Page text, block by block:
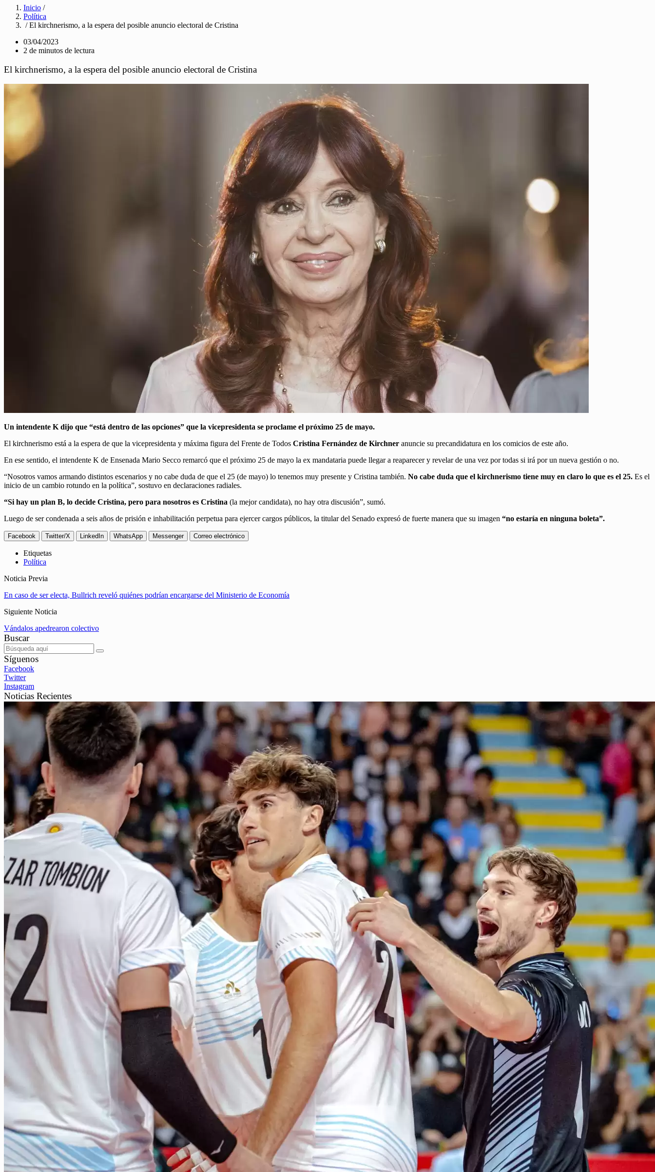
Inicio /
Política
/ El kirchnerismo, a la espera del posible anuncio electoral de Cristina
03/04/2023
2 de minutos de lectura
El kirchnerismo, a la espera del posible anuncio electoral de Cristina
Un intendente K dijo que “está dentro de las opciones” que la vicepresidenta se proclame el próximo 25 de mayo.
El kirchnerismo está a la espera de que la vicepresidenta y máxima figura del Frente de Todos Cristina Fernández de Kirchner anuncie su precandidatura en los comicios de este año.
En ese sentido, el intendente K de Ensenada Mario Secco remarcó que el próximo 25 de mayo la ex mandataria puede llegar a reaparecer y revelar de una vez por todas si irá por un nueva gestión o no.
“Nosotros vamos armando distintos escenarios y no cabe duda de que el 25 (de mayo) lo tenemos muy presente y Cristina también. No cabe duda que el kirchnerismo tiene muy en claro lo que es el 25. Es el
inicio de un cambio rotundo en la política”, sostuvo en declaraciones radiales.
“Si hay un plan B, lo decide Cristina, pero para nosotros es Cristina (la mejor candidata), no hay otra discusión”, sumó.
Luego de ser condenada a seis años de prisión e inhabilitación perpetua para ejercer cargos públicos, la titular del Senado expresó de fuerte manera que su imagen “no estaría en ninguna boleta”.
Facebook Twitter/X LinkedIn WhatsApp Messenger Correo electrónico
Etiquetas
Política
Noticia Previa
En caso de ser electa, Bullrich reveló quiénes podrían encargarse del Ministerio de Economía
Siguiente Noticia
Vándalos apedrearon colectivo
Buscar
Síguenos
Facebook
Twitter
Instagram
Noticias Recientes